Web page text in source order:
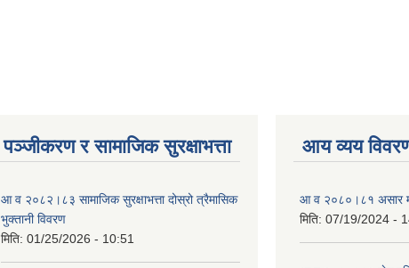
पञ्जीकरण र सामाजिक सुरक्षाभत्ता
आ व २०८२।८३ सामाजिक सुरक्षाभत्ता दोस्रो त्रैमासिक
भुक्तानी विवरण
मिति: 01/25/2026 - 10:51
आय व्यय
आ व २०८०।८१ असार
मिति: 07/19/2024 -